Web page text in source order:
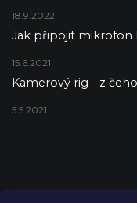
18.9.2022
Jak připojit mikrofon
15.6.2021
Kamerový rig - z
5.5.2021